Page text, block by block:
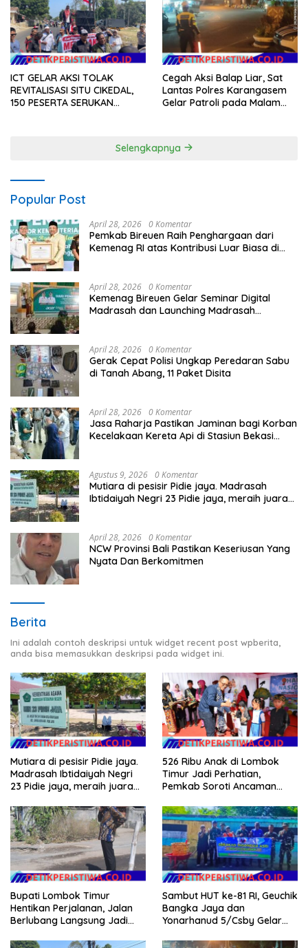
ICT GELAR AKSI TOLAK
REVITALISASI SITU CIKEDAL,
150 PESERTA SERUKAN
Cegah Aksi Balap Liar, Sat
Lantas Polres Karangasem
Gelar Patroli pada Malam
Selengkapnya
Popular Post
April 28, 2026 0 Komentar
Pemkab Bireuen Raih Penghargaan dari
Kemenag RI atas Kontribusi Luar Biasa di
April 28, 2026 0 Komentar
Kemenag Bireuen Gelar Seminar Digital
Madrasah dan Launching Madrasah
April 28, 2026 0 Komentar
Gerak Cepat Polisi Ungkap Peredaran Sabu
di Tanah Abang, 11 Paket Disita
April 28, 2026 0 Komentar
Jasa Raharja Pastikan Jaminan bagi Korban
Kecelakaan Kereta Api di Stasiun Bekasi
Agustus 9, 2026 0 Komentar
Mutiara di pesisir Pidie jaya. Madrasah
Ibtidaiyah Negri 23 Pidie jaya, meraih juara
April 28, 2026 0 Komentar
NCW Provinsi Bali Pastikan Keseriusan Yang
Nyata Dan Berkomitmen
Berita
Ini adalah contoh deskripsi untuk widget recent post wpberita,
anda bisa memasukkan deskripsi pada widget ini.
Mutiara di pesisir Pidie jaya.
Madrasah Ibtidaiyah Negri
23 Pidie jaya, meraih juara
526 Ribu Anak di Lombok
Timur Jadi Perhatian,
Pemkab Soroti Ancaman
Pernikahan Dini
Bupati Lombok Timur
Hentikan Perjalanan, Jalan
Berlubang Langsung Jadi
Sambut HUT ke-81 RI, Geuchik
Bangka Jaya dan
Yonarhanud 5/Csby Gelar
Gerakan Indonesia Asri